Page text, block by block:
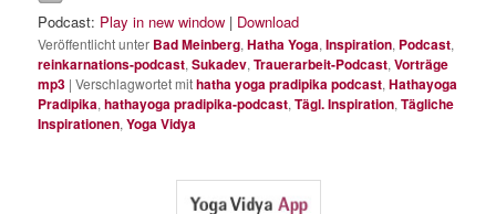
Podcast: Play in new window | Download
Veröffentlicht unter Bad Meinberg,Hatha Yoga,Inspiration, Podcast,
reinkarnations-podcast,Sukadev,Trauerarbeit-Podcast,Vorträge
mp3 |Verschlagwortet mithatha yoga pradipika podcast,Hathayoga
Pradipika,hathayoga pradipika-podcast,Tägl. Inspiration,Tägliche
Inspirationen,Yoga Vidya